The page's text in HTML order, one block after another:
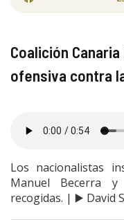
Coalición
ofensiva contra
Los nacionalistas
Manuel Becerra
recogidas. | ▶️ David